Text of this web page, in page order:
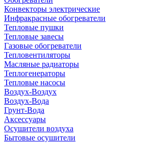
Конвекторы электрические
Инфракрасные обогреватели
Тепловые пушки
Тепловые завесы
Газовые обогреватели
Тепловентиляторы
Масляные радиаторы
Теплогенераторы
Тепловые насосы
Воздух-Воздух
Воздух-Вода
Грунт-Вода
Аксессуары
Осушители воздуха
Бытовые осушители